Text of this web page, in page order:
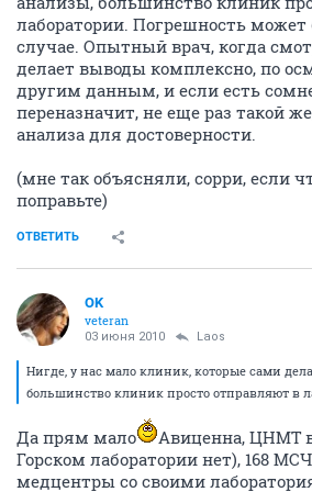
лаборатории. Погрешность
случае. Опытный врач, когда
делает выводы комплексно, по
другим данным, и если есть
переназначит, не еще раз такой
анализа для достоверности.
(мне так объясняли, сорри, если
поправьте)
ОТВЕТИТЬ
OK
veteran
03 июня 2010 Laos
Нигде, у нас мало клиник, которые сами
большинство клиник просто отправляют в
Да прям мало
Авиценна, ЦНМТ
Горском лаборатории нет), 168
медцентры со своими